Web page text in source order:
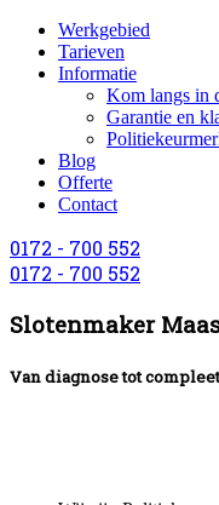
Werkgebied
Tarieven
Informatie
Kom langs in
Garantie en
Blog
Offerte
Contact
0172 - 700 552
0172 - 700 552
Slotenmaker
Van diagnose tot